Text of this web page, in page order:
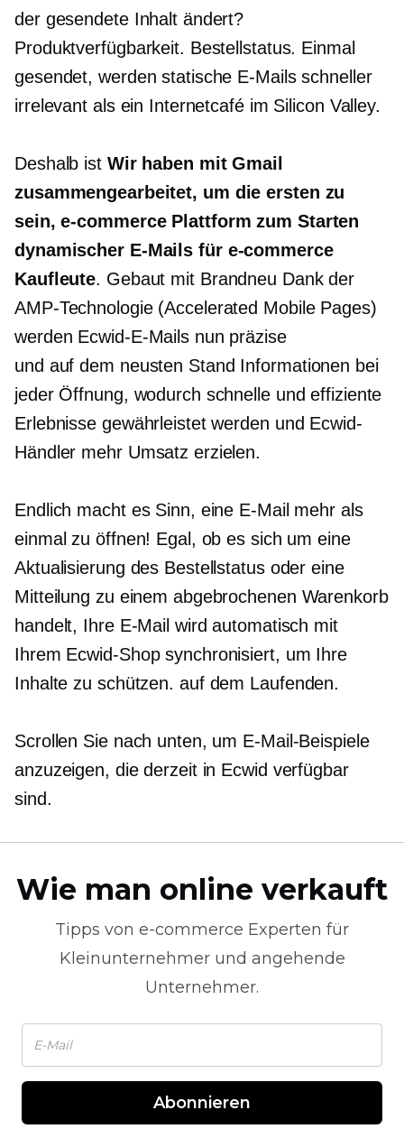
der gesendete Inhalt ändert?
Produktverfügbarkeit. Bestellstatus. Einmal
gesendet, werden statische E-Mails schneller
irrelevant als ein Internetcafé im Silicon Valley.
Deshalb ist Wir haben mit Gmail
zusammengearbeitet, um die ersten zu
sein,e-commercePlattform zum Starten
dynamischer E-Mails für e-commerce
Kaufleute. Gebaut mit Brandneu Dank der
AMP-Technologie (Accelerated Mobile Pages)
werden Ecwid-E-Mails nun präzise
und auf dem neusten Stand Informationen bei
jeder Öffnung, wodurch schnelle und effiziente
Erlebnisse gewährleistet werden und Ecwid-
Händler mehr Umsatz erzielen.
Endlich macht es Sinn, eine E-Mail mehr als
einmal zu öffnen! Egal, ob es sich um eine
Aktualisierung des Bestellstatus oder eine
Mitteilung zu einem abgebrochenen Warenkorb
handelt, Ihre E-Mail wird automatisch mit
Ihrem Ecwid-Shop synchronisiert, um Ihre
Inhalte zu schützen. auf dem Laufenden.
Scrollen Sie nach unten, um E-Mail-Beispiele
anzuzeigen, die derzeit in Ecwid verfügbar
sind.
Wie man online verkauft
Tipps von e-commerce Experten für
Kleinunternehmer und angehende
Unternehmer.
Abonnieren